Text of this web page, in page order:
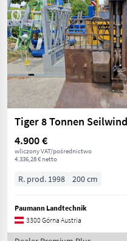
Tiger 8 Tonnen
4.900 €
wliczony VAT/pośrednictwo
4.336,28 € netto
R. prod. 1998 200 cm
Paumann Landtechnik
3300 Górna Austria